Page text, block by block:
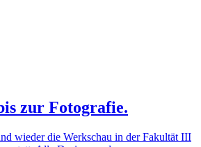
zur Fotografie.
wieder die Werkschau in der Fakultät III